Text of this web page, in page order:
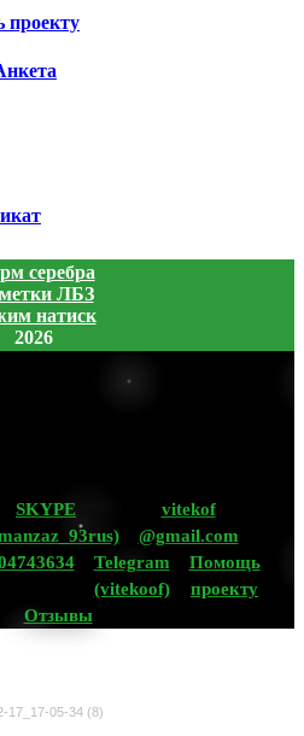
проекту
серебра
ЛБЗ
натиск
2026
SKYPE
vitekof
@gmail.com
Telegram
(vitekoof)
Помощь
проекту
Отзывы
17_17-05-34 (8)